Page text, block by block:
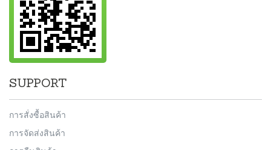
SUPPORT
การสั่งซื้อสินค้า
การจัดส่งสินค้า